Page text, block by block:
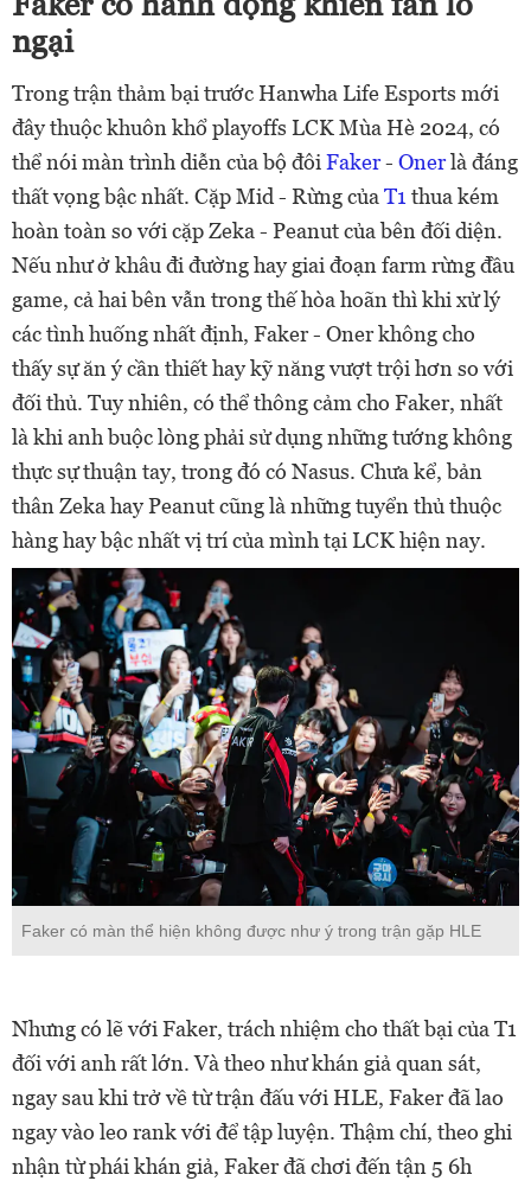
ngại
Trong trận thảm bại trước Hanwha Life Esports mới
đây thuộc khuôn khổ playoffs LCK Mùa Hè 2024, có
thể nói màn trình diễn của bộ đôi Faker- Onerlà đáng
thất vọng bậc nhất. Cặp Mid - Rừng của T1 thua kém
hoàn toàn so với cặp Zeka - Peanut của bên đối diện.
Nếu như ở khâu đi đường hay giai đoạn farm rừng đầu
game, cả hai bên vẫn trong thế hòa hoãn thì khi xử lý
các tình huống nhất định, Faker - Oner không cho
thấy sự ăn ý cần thiết hay kỹ năng vượt trội hơn so với
đối thủ. Tuy nhiên, có thể thông cảm cho Faker, nhất
là khi anh buộc lòng phải sử dụng những tướng không
thực sự thuận tay, trong đó có Nasus. Chưa kể, bản
thân Zeka hay Peanut cũng là những tuyển thủ thuộc
hàng hay bậc nhất vị trí của mình tại LCK hiện nay.
Faker có màn thể hiện không được như ý trong trận gặp HLE
Nhưng có lẽ với Faker, trách nhiệm cho thất bại của T1
đối với anh rất lớn. Và theo như khán giả quan sát,
ngay sau khi trở về từ trận đấu với HLE, Faker đã lao
ngay vào leo rank với để tập luyện. Thậm chí, theo ghi
nhận từ phái khán giả, Faker đã chơi đến tận 5 6h